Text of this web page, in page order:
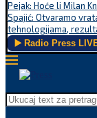
Pejak: Hoće li Milan
Spajić: Otvaramo
tehnologijama,
▶️ Radio Press